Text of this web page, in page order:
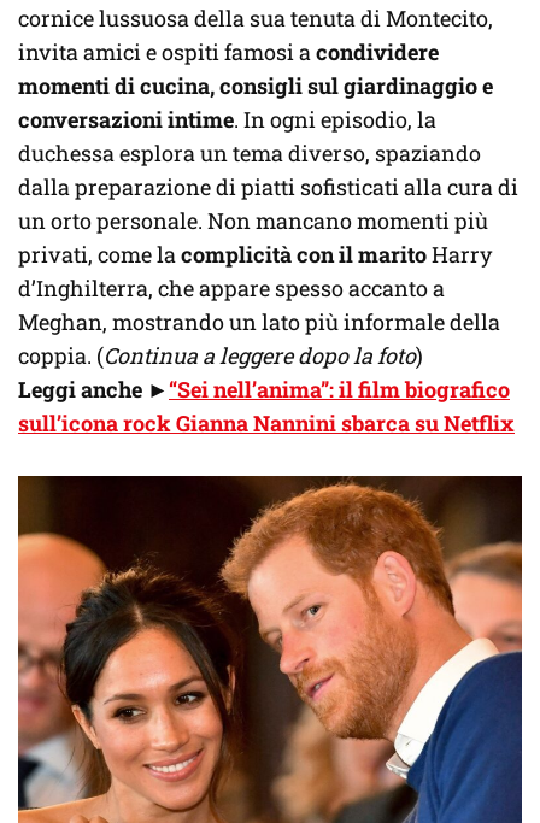
cornice lussuosa della sua tenuta di Montecito,
invita amici e ospiti famosi acondividere
momenti di cucina, consigli sul giardinaggio e
conversazioni intime. In ogni episodio, la
duchessa esplora un tema diverso, spaziando
dalla preparazione di piatti sofisticati alla cura di
un orto personale. Non mancano momenti più
privati, come lacomplicità con il maritoHarry
d’Inghilterra, che appare spesso accanto a
Meghan, mostrando un lato più informale della
coppia. (Continua a leggere dopo la foto)
Leggi anche ►“Sei nell’anima”: il film biografico
sull’icona rock Gianna Nannini sbarca su Netflix